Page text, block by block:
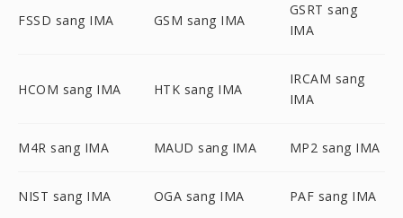
FSSD sang IMA GSM sang IMA
GSRT sang
IMA
HCOM sang IMA HTK sang IMA
IRCAM sang
IMA
M4R sang IMA MAUD sang IMA MP2 sang IMA
NIST sang IMA OGA sang IMA PAF sang IMA